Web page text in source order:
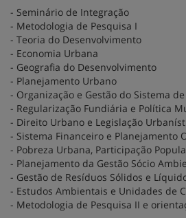
- Seminário de Integração
- Metodologia de Pesquisa I
- Teoria do Desenvolvimento
- Economia Urbana
- Geografia do Desenvolvimento
- Planejamento Urbano
- Organização e Gestão do Sistema
- Regularização Fundiária e Política
- Direito Urbano e Legislação
- Sistema Financeiro e Planejamento
- Pobreza Urbana, Participação
- Planejamento da Gestão Sócio
- Gestão de Resíduos Sólidos e
- Estudos Ambientais e Unidades de
- Metodologia de Pesquisa II e